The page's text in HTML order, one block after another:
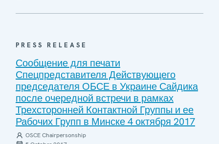
PRESS RELEASE
Сообщение для печати
Спецпредставителя Действующего
председателя ОБСЕ в Украине Сайдика
после очередной встречи в рамках
Трехсторонней Контактной Группы и ее
Рабочих Групп в Минске 4 октября 2017
OSCE Chairpersonship